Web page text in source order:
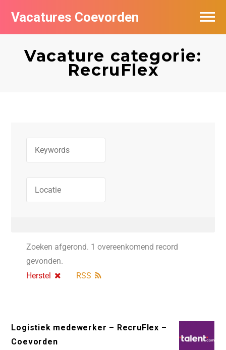
Vacatures Coevorden
Vacature categorie:
RecruFlex
Zoeken afgerond. 1 overeenkomend record
gevonden.
Herstel
RSS
Logistiek medewerker – RecruFlex –
Coevorden
Vacatures per bedrijf
Populair